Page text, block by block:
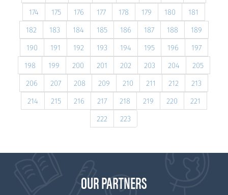
174
175 176 177 178 179 180
181
182
183 184 185 186 187 188
189
190
191 192 193 194 195 196
197
198
199 200 201 202 203 204
205
206
207 208 209 210 211 212
213
214
215 216 217 218 219 220
221
222
223
OUR PARTNERS